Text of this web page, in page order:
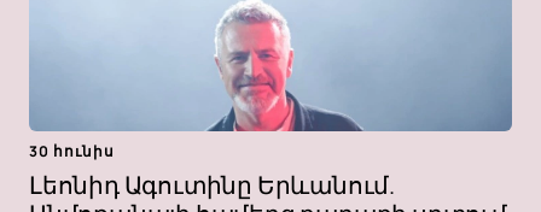
30 հունիս
Լեոնիդ Ագուտինը Երևանում.